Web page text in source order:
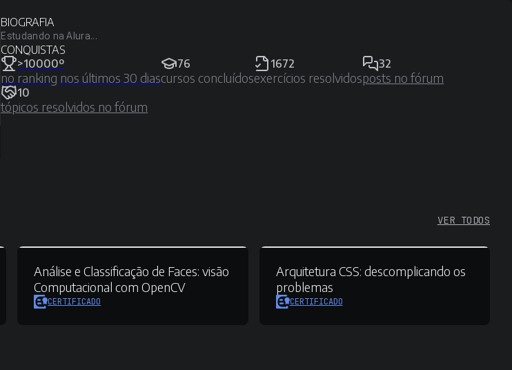
BIOGRAFIA
Estudando na Alura...
CONQUISTAS
>10000º
no ranking nos últimos 30 dias
76
cursos concluídos
1672
exercícios resolvidos
32
posts no fórum
10
tópicos resolvidos no fórum
VER TODOS
Análise e Classificação de Faces: visão
Computacional com OpenCV
CERTIFICADO
Arquitetura CSS: descomplicando os
problemas
CERTIFICADO